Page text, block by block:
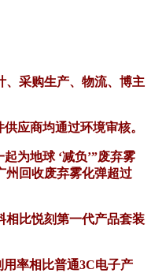
、采购生产、物流、博主
应商均通过环境审核。
为地球 ‘减负’”废弃雾
州回收废弃雾化弹超过
相比悦刻第一代产品套装
率相比普通3C电子产